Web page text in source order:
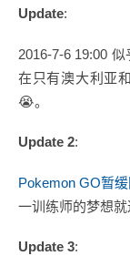
Update:
2016-7-6 19:00
在只有澳大利亚
😭。
Update 2:
Pokemon GO暂
一训练师的梦想就
Update 3: